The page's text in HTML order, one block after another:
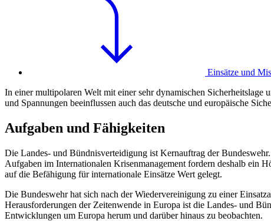
Einsätze und
In einer multipolaren Welt mit einer sehr dynamischen
und Spannungen beeinflussen auch das deutsche und europäische
Aufgaben und Fähigkeiten
Die Landes- und Bündnisverteidigung ist Kernauftrag der
Aufgaben im Internationalen Krisenmanagement fordern deshalb ein
auf die Befähigung für internationale Einsätze Wert gelegt.
Die Bundeswehr hat sich nach der Wiedervereinigung zu einer
Herausforderungen der Zeitenwende in Europa ist die Landes- und
Entwicklungen um Europa herum und darüber hinaus zu beobachten.